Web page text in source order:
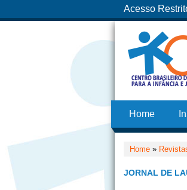
Acesso
Home
Home »
JORNAL DE